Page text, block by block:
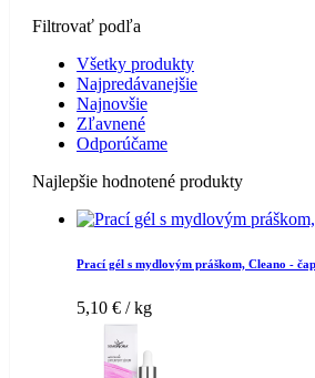
Filtrovať podľa
Všetky produkty
Najpredávanejšie
Najnovšie
Zľavnené
Odporúčame
Najlepšie hodnotené produkty
Prací gél s mydlovým práškom, Cleano -
5,10 € / kg